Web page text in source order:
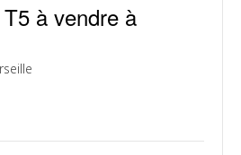
à vendre à